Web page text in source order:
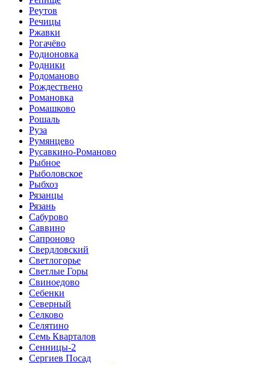
Реутов
Речицы
Ржавки
Рогачёво
Родионовка
Родники
Родоманово
Рождествено
Романовка
Ромашково
Рошаль
Руза
Румянцево
Русавкино-Романово
Рыбное
Рыболовское
Рыбхоз
Рязанцы
Рязань
Сабурово
Саввино
Сапроново
Свердловский
Светлогорье
Светлые Горы
Свиноедово
Себенки
Северный
Селково
Селятино
Семь Кварталов
Сенницы-2
Сергиев Посад